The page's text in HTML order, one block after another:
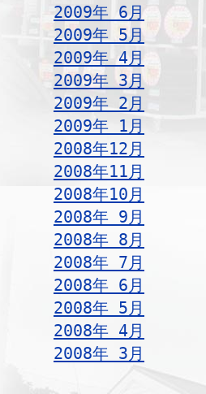
2009年 6月
2009年 5月
2009年 4月
2009年 3月
2009年 2月
2009年 1月
2008年12月
2008年11月
2008年10月
2008年 9月
2008年 8月
2008年 7月
2008年 6月
2008年 5月
2008年 4月
2008年 3月